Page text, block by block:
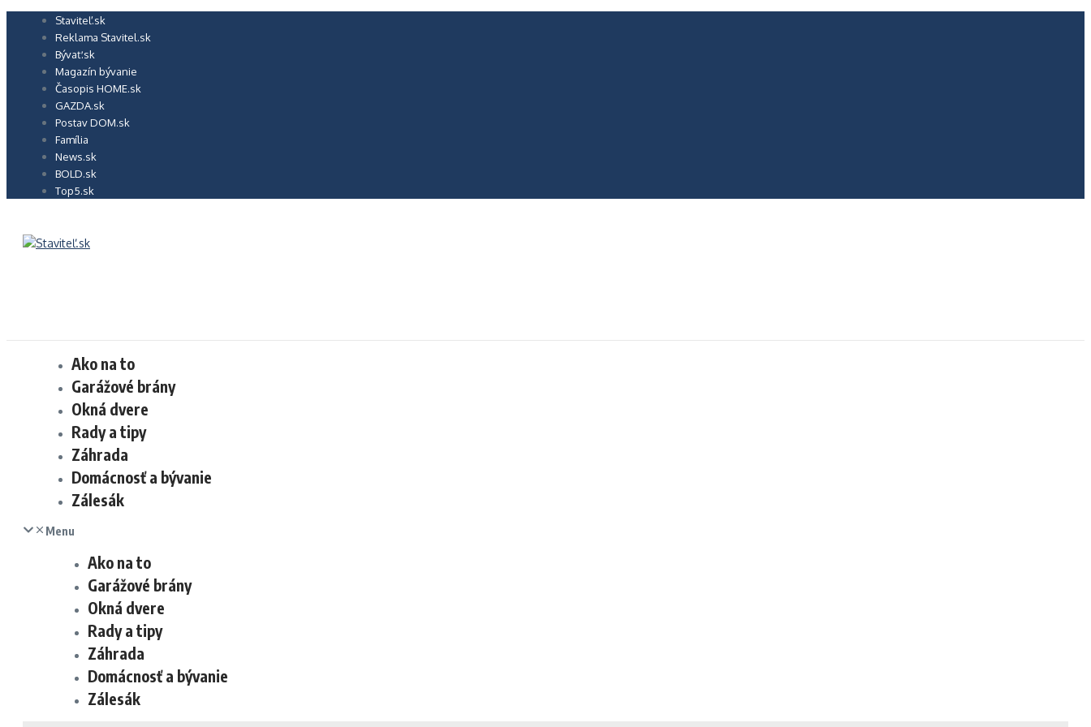
Preskočiť
Staviteľ.sk
Reklama Stavitel.sk
Bývať.sk
Magazín bývanie
Časopis HOME.sk
GAZDA.sk
Postav DOM.sk
Família
News.sk
BOLD.sk
Top5.sk
Ako na to
Garážové brány
Okná dvere
Rady a tipy
Záhrada
Domácnosť a bývanie
Zálesák
Menu
Ako na to
Garážové brány
Okná dvere
Rady a tipy
Záhrada
Domácnosť a bývanie
Zálesák